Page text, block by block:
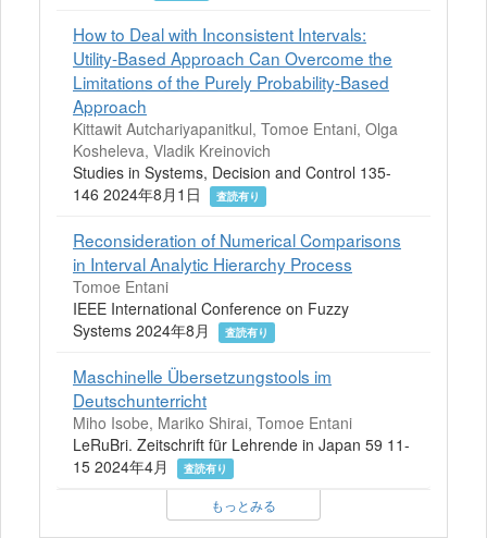
How to Deal with Inconsistent Intervals:
Utility-Based Approach Can Overcome the
Limitations of the Purely Probability-Based
Approach
Kittawit Autchariyapanitkul, Tomoe Entani, Olga
Kosheleva, Vladik Kreinovich
Studies in Systems, Decision and Control 135-
146 2024年8月1日
査読有り
Reconsideration of Numerical Comparisons
in Interval Analytic Hierarchy Process
Tomoe Entani
IEEE International Conference on Fuzzy
Systems 2024年8月
査読有り
Maschinelle Übersetzungstools im
Deutschunterricht
Miho Isobe, Mariko Shirai, Tomoe Entani
LeRuBri. Zeitschrift für Lehrende in Japan 59 11-
15 2024年4月
査読有り
もっとみる